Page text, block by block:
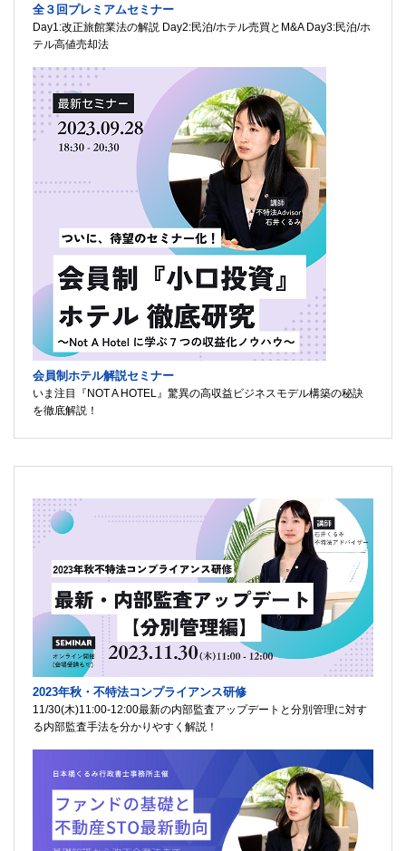
全３回プレミアムセミナー
Day1:改正旅館業法の解説 Day2:民泊/ホテル売買とM&A Day3:民泊/ホ
テル高値売却法
会員制ホテル解説セミナー
いま注目『NOT A HOTEL』驚異の高収益ビジネスモデル構築の秘訣
を徹底解説！
2023年秋・不特法コンプライアンス研修
11/30(木)11:00-12:00最新の内部監査アップデートと分別管理に対す
る内部監査手法を分かりやすく解説！